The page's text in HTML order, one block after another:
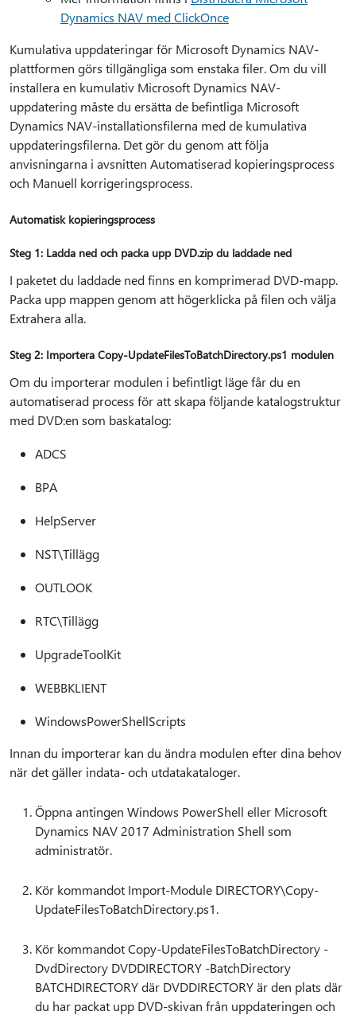
Dynamics NAV med ClickOnce
Kumulativa uppdateringar för Microsoft Dynamics NAV-
plattformen görs tillgängliga som enstaka filer. Om du vill
installera en kumulativ Microsoft Dynamics NAV-
uppdatering måste du ersätta de befintliga Microsoft
Dynamics NAV-installationsfilerna med de kumulativa
uppdateringsfilerna. Det gör du genom att följa
anvisningarna i avsnitten Automatiserad kopieringsprocess
och Manuell korrigeringsprocess.
Automatisk kopieringsprocess
Steg 1: Ladda ned och packa upp DVD.zip du laddade ned
I paketet du laddade ned finns en komprimerad DVD-mapp.
Packa upp mappen genom att högerklicka på filen och välja
Extrahera alla.
Steg 2: Importera Copy-UpdateFilesToBatchDirectory.ps1 modulen
Om du importerar modulen i befintligt läge får du en
automatiserad process för att skapa följande katalogstruktur
med DVD:en som baskatalog:
ADCS
BPA
HelpServer
NST\Tillägg
OUTLOOK
RTC\Tillägg
UpgradeToolKit
WEBBKLIENT
WindowsPowerShellScripts
Innan du importerar kan du ändra modulen efter dina behov
när det gäller indata- och utdatakataloger.
Öppna antingen Windows PowerShell eller Microsoft
Dynamics NAV 2017 Administration Shell som
administratör.
Kör kommandot Import-Module DIRECTORY\Copy-
UpdateFilesToBatchDirectory.ps1.
Kör kommandot Copy-UpdateFilesToBatchDirectory -
DvdDirectory DVDDIRECTORY -BatchDirectory
BATCHDIRECTORY där DVDDIRECTORY är den plats där
du har packat upp DVD-skivan från uppdateringen och